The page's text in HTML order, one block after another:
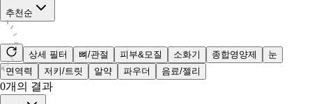
추천순
상세 필터 뼈/관절 피부&모질 소화기 종합영양제
눈
면역력
저키/트릿 알약 파우더 음료/젤리
0개의 결과